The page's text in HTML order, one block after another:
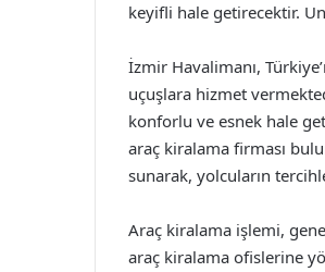
keyifli hale getirecektir.
İzmir Havalimanı,
uçuşlara hizmet
konforlu ve esnek hale
araç kiralama firması
sunarak, yolcuların
Araç kiralama işlemi,
araç kiralama ofislerine